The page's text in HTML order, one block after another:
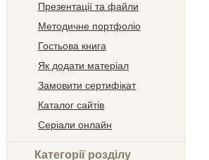
Презентації та файли
Методичне портфоліо
Гостьова книга
Як додати матеріал
Замовити сертифікат
Каталог сайтів
Серіали онлайн
Категорії розділу